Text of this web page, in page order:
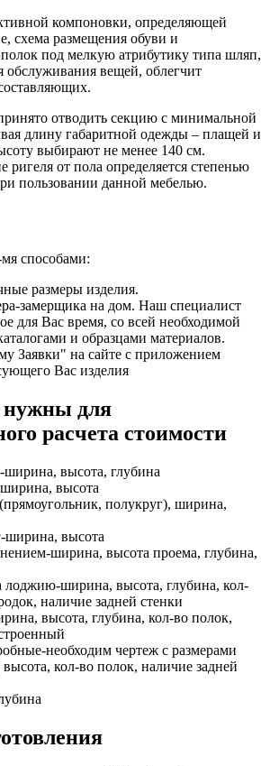
компоновки, определяющей
схема размещения обуви и
под мелкую атрибутику типа шляп,
обслуживания вещей, облегчит
отводить секцию с минимальной
длину габаритной одежды – плащей и
выбирают не менее 140 см.
ригеля от пола определяется степенью
пользовании данной мебелью.
способами:
размеры изделия.
замерщика на дом. Наш специалист
для Вас время, со всей необходимой
и образцами материалов.
Заявки" на сайте с приложением
Вас изделия
для
расчета стоимости
ширина, высота, глубина
высота
полукруг), ширина,
ширина, высота
ширина, высота проема, глубина,
ширина, высота, глубина, кол-
наличие задней стенки
высота, глубина, кол-во полок,
необходим чертеж с размерами
кол-во полок, наличие задней